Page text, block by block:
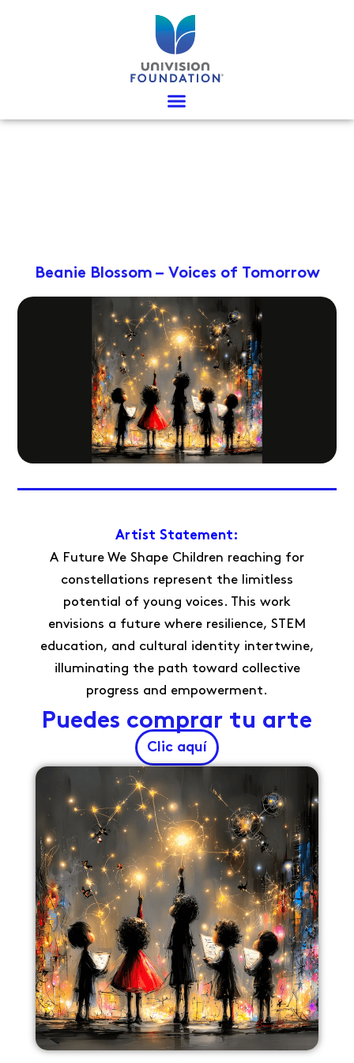
Beanie Blossom – Voices of Tomorrow
Artist Statement:
A Future We Shape Children reaching for
constellations represent the limitless
potential of young voices. This work
envisions a future where resilience, STEM
education, and cultural identity intertwine,
illuminating the path toward collective
progress and empowerment.
Puedes comprar tu arte
Clic aquí